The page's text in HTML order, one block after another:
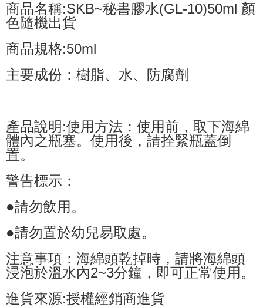
商品名稱:SKB~秘書膠水(GL-10)50ml 顏
色隨機出貨
商品規格:50ml
主要成份：樹脂、水、防腐劑
產品說明:使用方法：使用前，取下海綿
體內之瓶塞。使用後，請拴緊瓶蓋倒
置。
警告標示：
●請勿飲用。
●請勿置於幼兒易取處。
注意事項：海綿頭乾掉時，請將海綿頭
浸泡於溫水內2~3分鐘，即可正常使用。
進貨來源:授權經銷商進貨